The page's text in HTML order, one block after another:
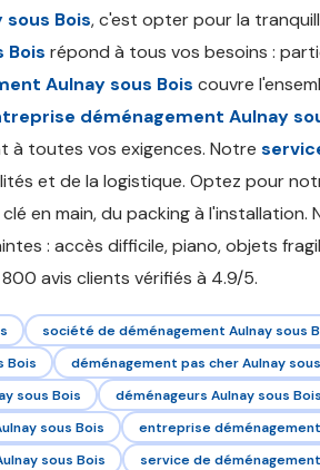
Bois, c'est opter pour la
Bois répond à tous vos besoins :
Aulnay sous Bois couvre
déménagement Aulnay
à toutes vos exigences. Notre
et de la logistique. Optez pour
en main, du packing à l'installation.
: accès difficile, piano, objets
avis clients vérifiés à 4.9/5.
société de déménagement Aulnay sous
Bois
déménagement pas cher Aulnay
sous Bois
déménageurs Aulnay sous Bois
sous Bois
entreprise
sous Bois
service de